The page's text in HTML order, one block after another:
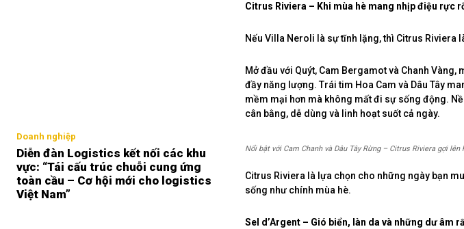
Doanh nghiệp
Diễn đàn Logistics kết nối các khu
vực: “Tái cấu trúc chuỗi cung ứng
toàn cầu – Cơ hội mới cho logistics
Việt Nam”
Citrus Riviera – Khi mùa hè mang nhịp điệu rực
Nếu Villa Neroli là sự tĩnh lặng, thì Citrus Riviera
Mở đầu với Quýt, Cam Bergamot và Chanh
đầy năng lượng. Trái tim Hoa Cam và Dâu Tây
mềm mại hơn mà không mất đi sự sống động.
cân bằng, dễ dùng và linh hoạt suốt cả ngày.
Nổi bật với Cam Chanh và Dâu Tây Rừng – Citrus Riviera gợi
Citrus Riviera là lựa chọn cho những ngày bạn
sống như chính mùa hè.
Sel d’Argent – Gió biển, làn da và những dư âm